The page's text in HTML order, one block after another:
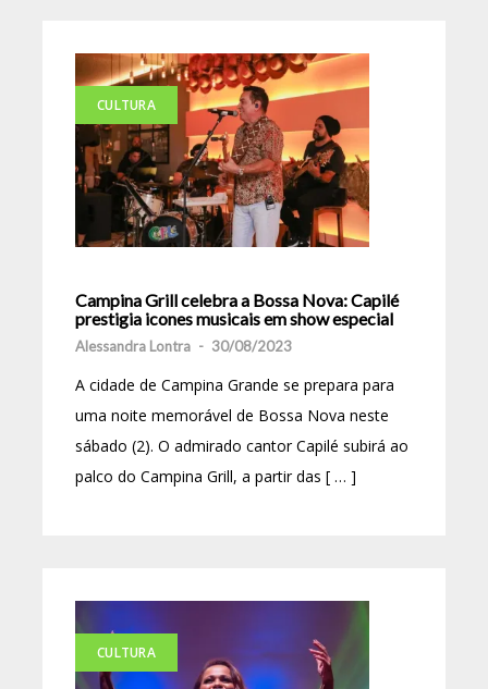
CULTURA
Campina Grill celebra a Bossa Nova: Capilé
prestigia icones musicais em show especial
Alessandra Lontra - 30/08/2023
A cidade de Campina Grande se prepara para
uma noite memorável de Bossa Nova neste
sábado (2). O admirado cantor Capilé subirá ao
palco do Campina Grill, a partir das [ … ]
CULTURA